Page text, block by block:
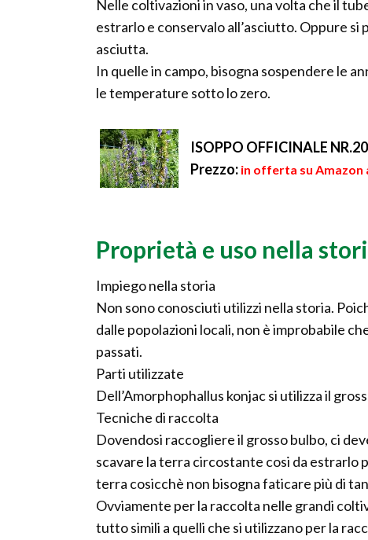
Nelle coltivazioni in vaso, una volta che il
estrarlo e conservalo all’asciutto. Oppure
asciutta.
In quelle in campo, bisogna sospendere le
le temperature sotto lo zero.
ISOPPO OFFICINALE
Prezzo: in offerta su Amazon
Proprietà e uso nella
Impiego nella storia
Non sono conosciuti utilizzi nella storia.
dalle popolazioni locali, non è improbabile
passati.
Parti utilizzate
Dell’Amorphophallus konjac si utilizza il
Tecniche di raccolta
Dovendosi raccogliere il grosso bulbo, ci
scavare la terra circostante cosi da estrarlo
terra cosicchè non bisogna faticare più di
Ovviamente per la raccolta nelle grandi
tutto simili a quelli che si utilizzano per la